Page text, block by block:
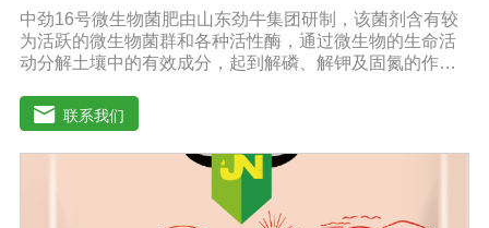
中劲16号微生物菌肥由山东劲牛集团研制，该菌剂含有较
为活跃的微生物菌群和各种活性酶，通过微生物的生命活
动分解土壤中的有效成分，起到解磷、解钾及固氮的作
物激素、酸性物质以及维生素，能不同程度地刺激调节植
物生长；并且能产生铁载体、抗生素、系统防卫酶等多种
物质，可以抑制细菌或真菌性病害或诱导系统抗性间接达
到促进植物生长的作用。●传导性强，生根护根，平衡土壤
微生物环境，形成有益菌屏障，提高作物的抗病性，苗齐
苗壮。●增强植物免疫能力，提高植物对高温、低温、干
联系我们